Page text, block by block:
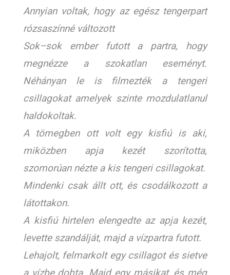
Annyian voltak, hogy az egész tengerpart
rózsaszínné változott
Sok–sok ember futott a partra, hogy
megnézze a szokatlan eseményt.
Néhányan le is filmezték a tengeri
csillagokat amelyek szinte mozdulatlanul
haldokoltak.
A tömegben ott volt egy kisfiú is aki,
miközben apja kezét szorította,
szomorúan nézte a kis tengeri csillagokat.
Mindenki csak állt ott, és csodálkozott a
látottakon.
A kisfiú hirtelen elengedte az apja kezét,
levette szandálját, majd a vízpartra futott.
Lehajolt, felmarkolt egy csillagot és sietve